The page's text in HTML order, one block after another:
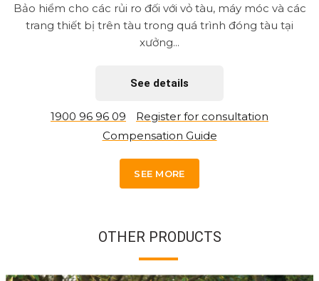
Bảo hiểm cho các rủi ro đối với vỏ tàu, máy móc và các
trang thiết bị trên tàu trong quá trình đóng tàu tại
xưởng...
See details
1900 96 96 09
Register for consultation
Compensation Guide
SEE MORE
OTHER PRODUCTS